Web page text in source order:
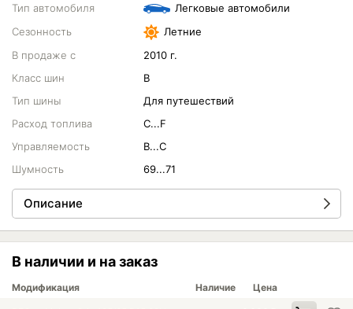
Тип автомобиля
Легковые автомобили
Сезонность
Летние
В продаже с
2010 г.
Класс шин
B
Тип шины
Для путешествий
Расход топлива
C...F
Управляемость
B...C
Шумность
69...71
Описание
В наличии и на заказ
Модификация Наличие Цена